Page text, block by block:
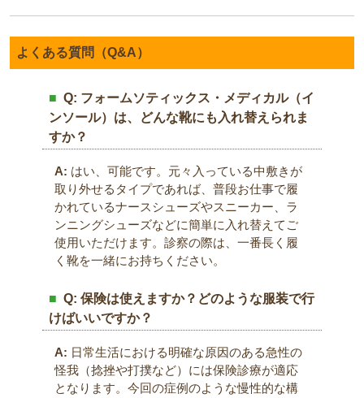
よくある質問（Q&A）
Q: フォームソティックス・メディカル（イ
ンソール）は、どんな靴にも入れ替えられま
すか？
A: はい、可能です。元々入っている中敷きが
取り外せるタイプであれば、普段お仕事で履
かれているナースシューズやスニーカー、ラ
ンニングシューズなどに簡単に入れ替えてご
使用いただけます。診察の際は、一番長く履
く靴を一緒にお持ちください。
Q: 保険は使えますか？どのような服装で行
けばいいですか？
A: 日常生活における明確な原因のある急性の
怪我（捻挫や打撲など）には保険診療が適応
となります。今回の症例のような慢性的な構